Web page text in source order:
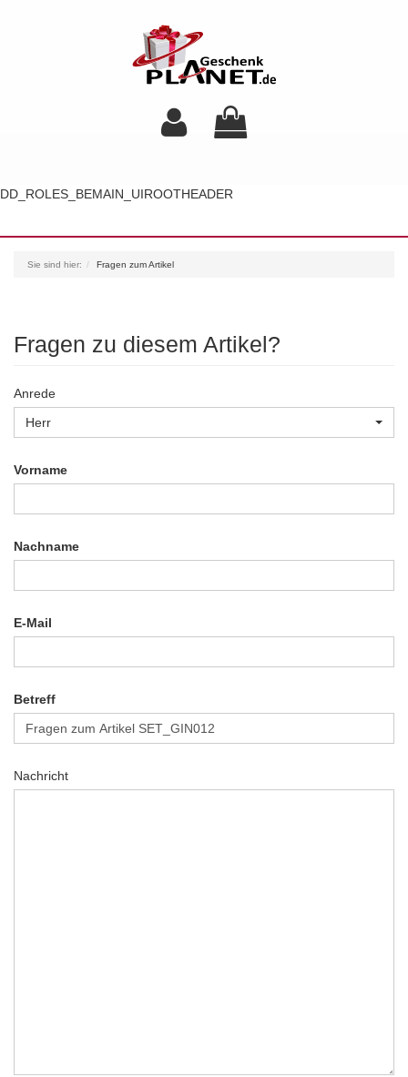
DD_ROLES_BEMAIN_UIROOTHEADER
Sie sind hier: Fragen zum Artikel
Fragen zu diesem Artikel?
Anrede
Herr
Vorname
Nachname
E-Mail
Betreff
Nachricht